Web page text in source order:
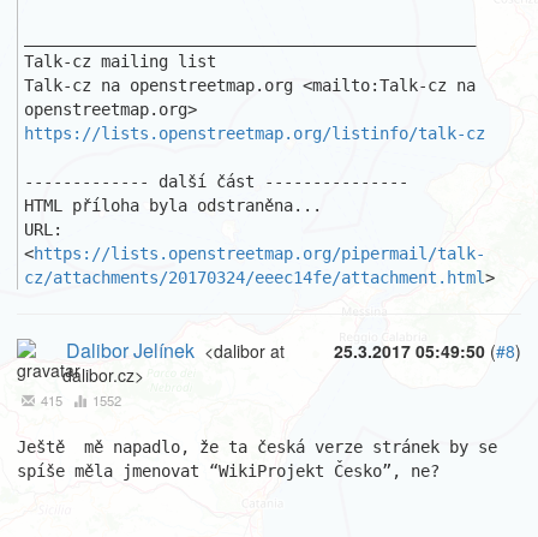
Talk-cz mailing list
Talk-cz na openstreetmap.org <mailto:Talk-cz na
https://lists.openstreetmap.org/listinfo/talk-cz
------------- další část ---------------
HTML příloha byla odstraněna...
URL:
<https://lists.openstreetmap.org/pipermail/talk-
cz/attachments/20170324/eeec14fe/attachment.html>
25.3.2017 05:49:50 (#8)
Dalibor Jelínek <dalibor at
dalibor.cz>
415 1552
Ještě  mě napadlo, že ta česká verze stránek by se
spíše měla jmenovat “WikiProjekt Česko”, ne?